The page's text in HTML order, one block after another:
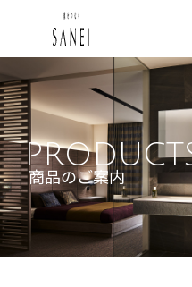
商品のご案内